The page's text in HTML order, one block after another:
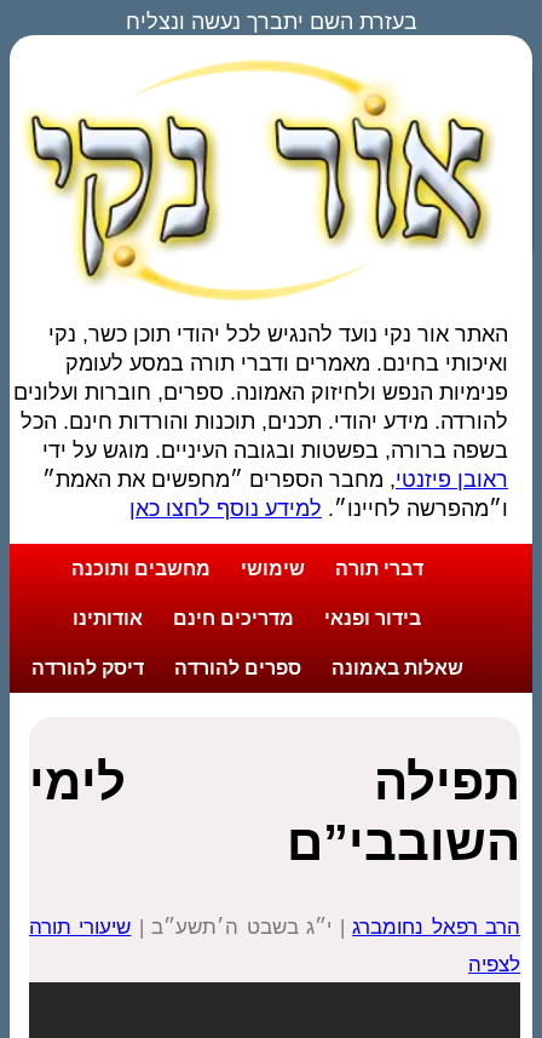
בעזרת השם יתברך נעשה ונצליח
האתר אור נקי נועד להנגיש לכל יהודי תוכן כשר, נקי
ואיכותי בחינם. מאמרים ודברי תורה במסע לעומק
פנימיות הנפש ולחיזוק האמונה. ספרים, חוברות ועלונים
להורדה. מידע יהודי. תכנים, תוכנות והורדות חינם. הכל
בשפה ברורה, בפשטות ובגובה העיניים. מוגש על ידי
ראובן פיזנטי, מחבר הספרים ״מחפשים את האמת״
ו״מהפרשה לחיינו״. למידע נוסף לחצו כאן
דברי תורה שימושי מחשבים ותוכנה
בידור ופנאי מדריכים חינם אודותינו
שאלות באמונה ספרים להורדה דיסק להורדה
תפילה לימי
השובבי”ם
הרב רפאל נחומברג| י״ג בשבט ה׳תשע״ב | שיעורי תורה
לצפיה